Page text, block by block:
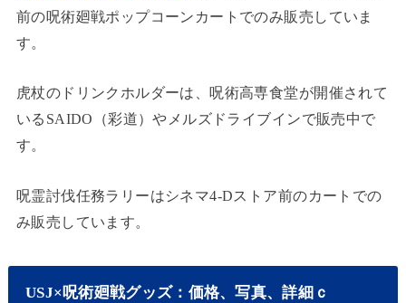
前の呪術廻戦ポップコーンカートでのみ販売していま
す。
虎杖のドリンクホルダーは、呪術高専食堂が開催されて
いるSAIDO（彩道）やメルズドライブインで販売中で
す。
呪霊討伐任務ラリーはシネマ4-Dストア前のカートでの
み販売しています。
USJ×呪術廻戦グッズ：価格、写真、詳細ｃ